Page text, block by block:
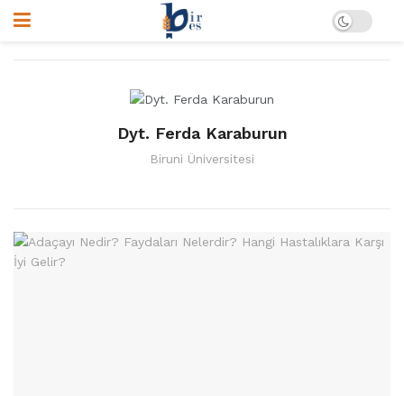
Dyt. Ferda Karaburun
Biruni Üniversitesi